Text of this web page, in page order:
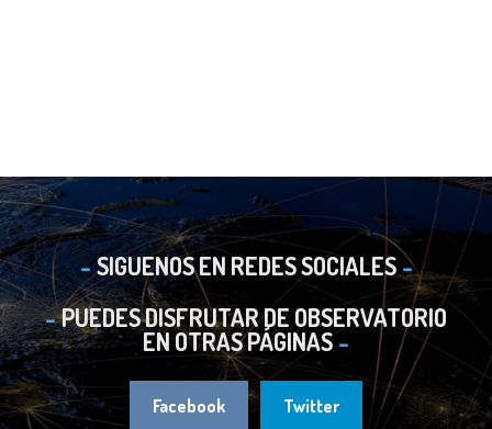
SIGUENOS EN REDES SOCIALES
PUEDES DISFRUTAR DE OBSERVATORIO
EN OTRAS PÁGINAS
Facebook Twitter